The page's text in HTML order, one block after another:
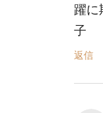
躍に
子
返信